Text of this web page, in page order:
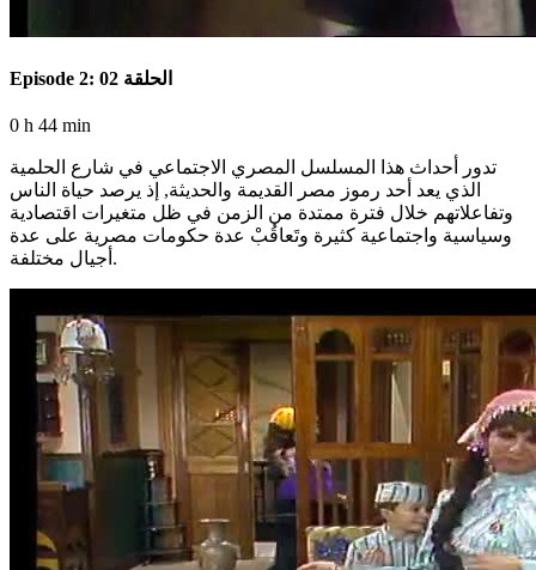
Episode 2: الحلقة 02
0 h 44 min
تدور أحداث هذا المسلسل المصري الاجتماعي في شارع الحلمية
الذي يعد أحد رموز مصر القديمة والحديثة, إذ يرصد حياة الناس
وتفاعلاتهم خلال فترة ممتدة من الزمن في ظل متغيرات اقتصادية
وسياسية واجتماعية كثيرة وتَعاقُبْ عدة حكومات مصرية على عدة
أجيال مختلفة.